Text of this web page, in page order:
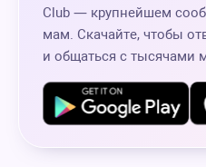
Club — крупнейшем
мам. Скачайте, чтобы
и общаться с тысячами